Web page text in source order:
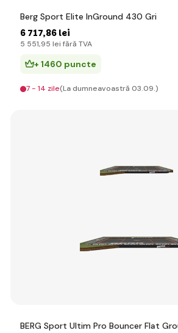
Berg Sport Elite InGround 430 Gri
6 717,86 lei
5 551,95 lei fără TVA
+ 1460 puncte
7 - 14 zile(La dumneavoastră 03.09.)
BERG Sport Ultim Pro Bouncer Flat